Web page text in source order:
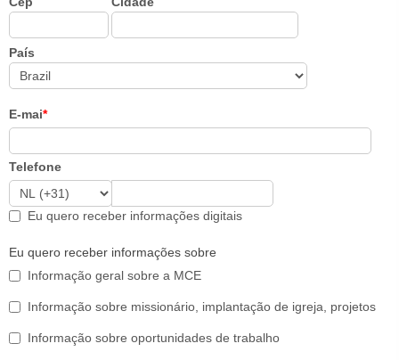
País
E-mai*
Telefone
Eu quero receber informações digitais
Eu quero receber informações sobre
Informação geral sobre a MCE
Informação sobre missionário, implantação de igreja, projetos
Informação sobre oportunidades de trabalho